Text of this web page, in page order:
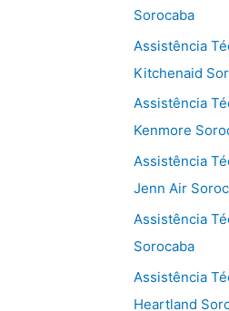
Sorocaba
Assistência
Kitchenaid
Assistência
Kenmore
Assistência
Jenn Air
Assistência
Sorocaba
Assistência
Heartland